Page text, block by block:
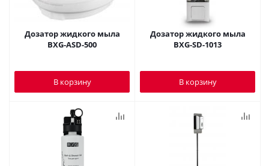
Дозатор жидкого мыла
BXG-ASD-500
В корзину
Дозатор жидкого мыла
BXG-SD-1013
В корзину